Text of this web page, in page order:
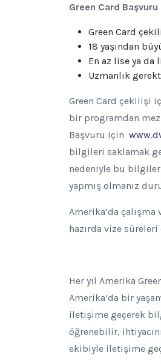
Green Card Başvuru
Green Card
18 yaşından
En az lise ya
Uzmanlık
Green Card çekilişi
bir programdan
Başvuru için
bilgileri saklamak
nedeniyle bu
yapmış olmanız
Amerika’da
hazırda vize
Her yıl Amerika
Amerika’da bir
iletişime geçerek
öğrenebilir,
ekibiyle iletişime